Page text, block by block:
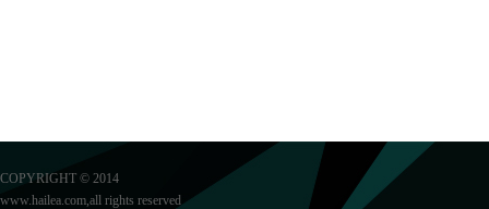
COPYRIGHT © 2014
www.hailea.com,all rights reserved